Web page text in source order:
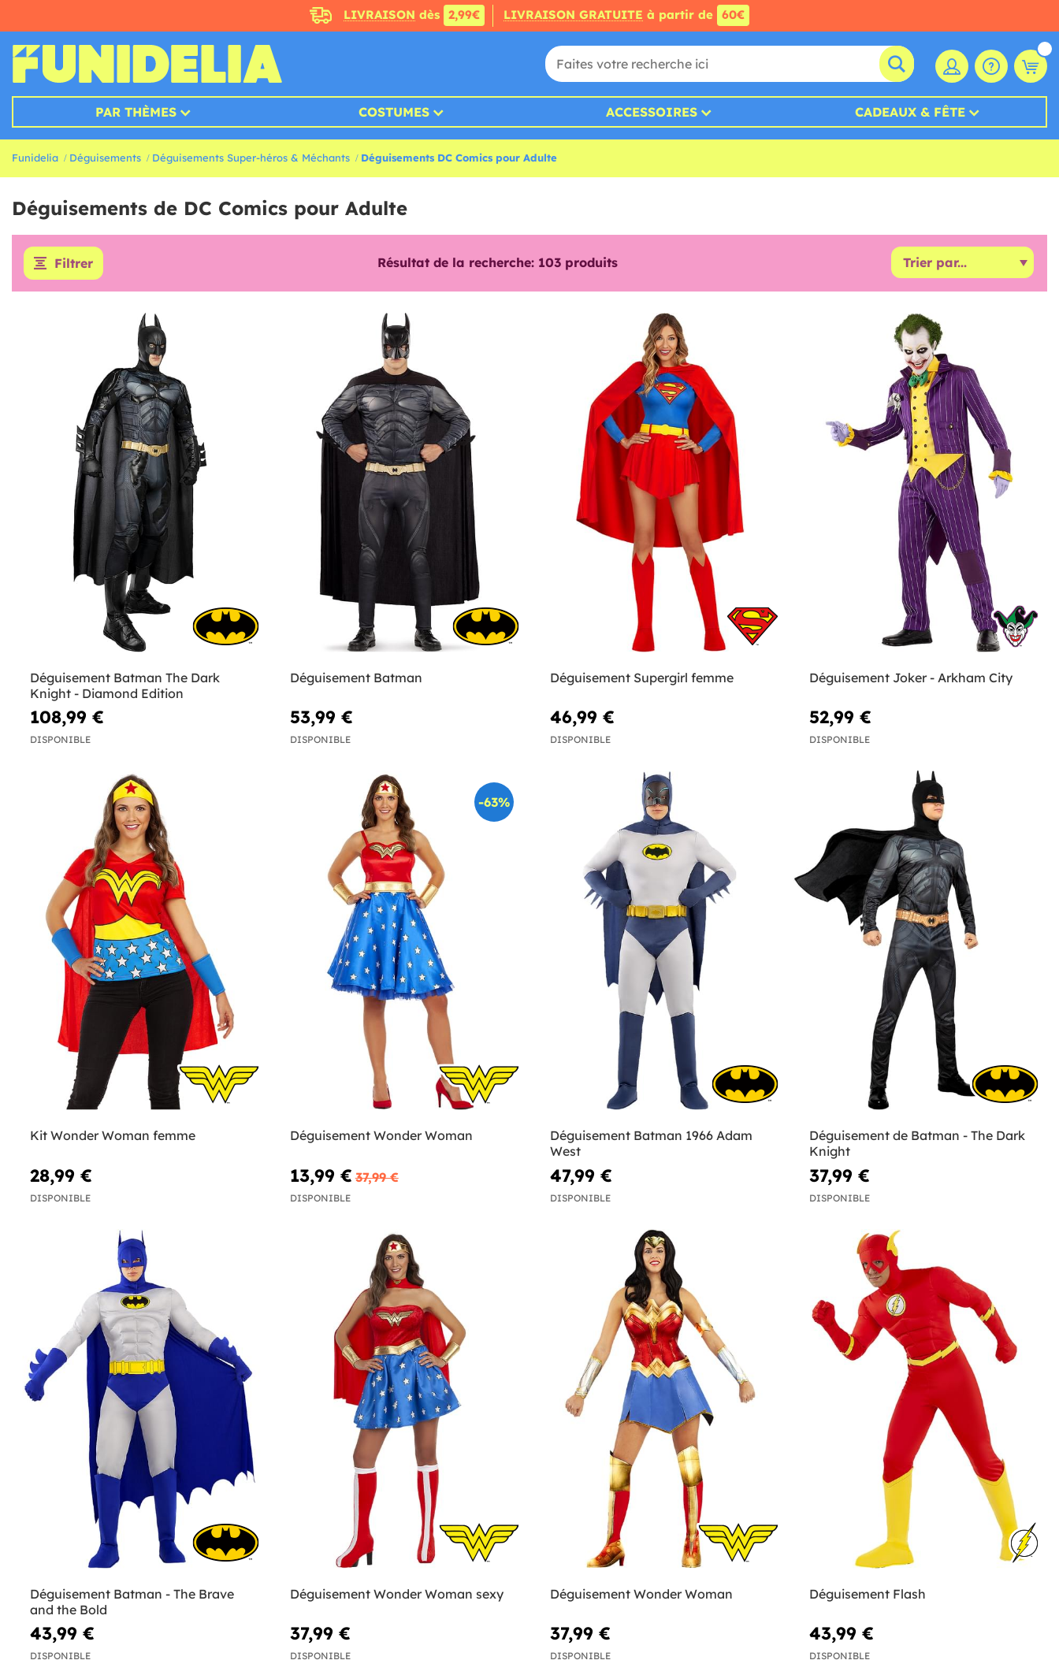
LIVRAISON dès 2,99€ LIVRAISON GRATUITE à partir de 60€
PAR THÈMES COSTUMES ACCESSOIRES CADEAUX & FÊTE
Funidelia Déguisements Déguisements Super-héros & Méchants Déguisements DC Comics pour Adulte
Déguisements de DC Comics pour Adulte
Filtrer Résultat de la recherche: 103produits
Déguisement Batman The Dark
Knight - Diamond Edition
108,99 €
DISPONIBLE
Déguisement Batman
53,99 €
DISPONIBLE
Déguisement Supergirl femme
46,99 €
DISPONIBLE
Déguisement Joker - Arkham City
52,99 €
DISPONIBLE
Kit Wonder Woman femme
28,99 €
DISPONIBLE
-63%
Déguisement Wonder Woman
13,99 € 37,99 €
DISPONIBLE
Déguisement Batman 1966 Adam
West
47,99 €
DISPONIBLE
Déguisement de Batman - The Dark
Knight
37,99 €
DISPONIBLE
Déguisement Batman - The Brave
and the Bold
43,99 €
DISPONIBLE
Déguisement Wonder Woman sexy
37,99 €
DISPONIBLE
Déguisement Wonder Woman
37,99 €
DISPONIBLE
Déguisement Flash
43,99 €
DISPONIBLE